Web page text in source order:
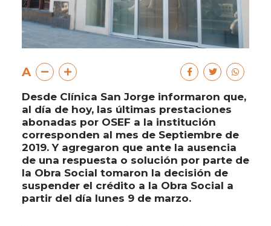
A
Desde Clínica San Jorge informaron que,
al día de hoy, las últimas prestaciones
abonadas por OSEF a la institución
corresponden al mes de Septiembre de
2019. Y agregaron que ante la ausencia
de una respuesta o solución por parte de
la Obra Social tomaron la decisión de
suspender el crédito a la Obra Social a
partir del día lunes 9 de marzo.